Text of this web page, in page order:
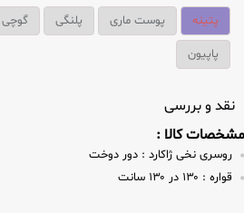
پتینه پوست ماری پلنگی گوچی
پاپیون
نقد و بررسی
مشخصات کالا :
روسری نخی ژاکارد : دور دوخت
قواره :